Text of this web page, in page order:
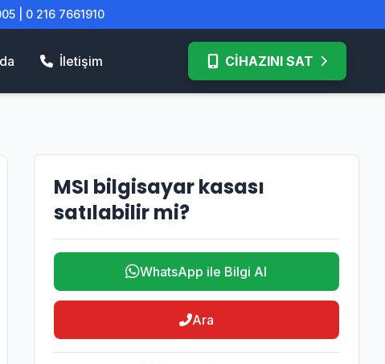
| 0 216 7661910
İletişim CİHAZINI SAT
MSI bilgisayar kasası
satılabilir mi?
WhatsApp ile Bilgi Al
Ara